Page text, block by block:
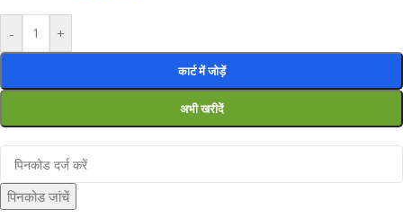
- +
कार्ट में जोड़ें
अभी खरीदें
पिनकोड जांचें